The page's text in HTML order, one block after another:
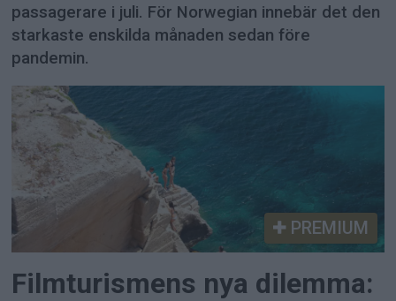
passagerare i juli. För Norwegian innebär det den
starkaste enskilda månaden sedan före
pandemin.
PREMIUM
Filmturismens nya dilemma: